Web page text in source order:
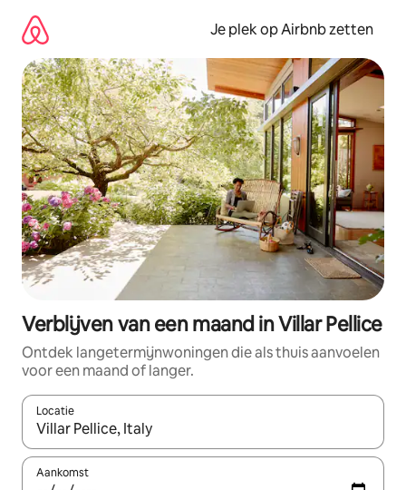
direct
naar
inhoud
Je plek op Airbnb zetten
Verblijven van een maand in Villar Pellice
Ontdek langetermijnwoningen die als thuis aanvoelen
voor een maand of langer.
Locatie
Wanneer er resultaten beschikbaar zijn, maak je een keuze
Aankomst